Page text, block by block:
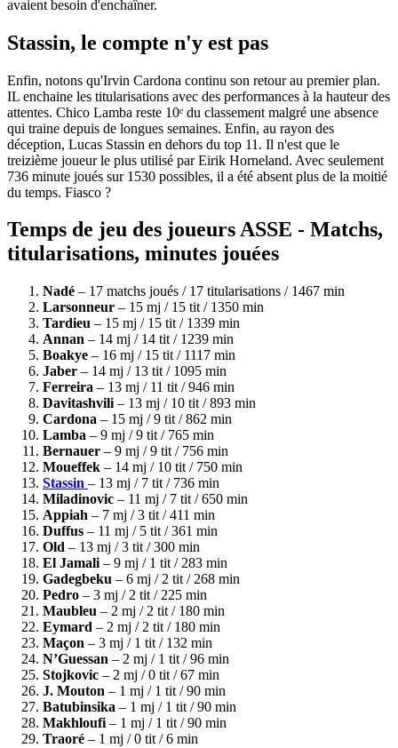
avaient besoin d'enchaîner.
Stassin, le compte n'y est pas
Enfin, notons qu'Irvin Cardona continu son retour au premier plan.
IL enchaine les titularisations avec des performances à la hauteur des
attentes. Chico Lamba reste 10ᵉ du classement malgré une absence
qui traine depuis de longues semaines. Enfin, au rayon des
déception, Lucas Stassin en dehors du top 11. Il n'est que le
treizième joueur le plus utilisé par Eirik Horneland. Avec seulement
736 minute joués sur 1530 possibles, il a été absent plus de la moitié
du temps. Fiasco ?
Temps de jeu des joueurs ASSE - Matchs,
titularisations, minutes jouées
Nadé – 17 matchs joués / 17 titularisations / 1467 min
Larsonneur – 15 mj / 15 tit / 1350 min
Tardieu – 15 mj / 15 tit / 1339 min
Annan – 14 mj / 14 tit / 1239 min
Boakye – 16 mj / 15 tit / 1117 min
Jaber – 14 mj / 13 tit / 1095 min
Ferreira – 13 mj / 11 tit / 946 min
Davitashvili – 13 mj / 10 tit / 893 min
Cardona – 15 mj / 9 tit / 862 min
Lamba – 9 mj / 9 tit / 765 min
Bernauer – 9 mj / 9 tit / 756 min
Moueffek – 14 mj / 10 tit / 750 min
Stassin – 13 mj / 7 tit / 736 min
Miladinovic – 11 mj / 7 tit / 650 min
Appiah – 7 mj / 3 tit / 411 min
Duffus – 11 mj / 5 tit / 361 min
Old – 13 mj / 3 tit / 300 min
El Jamali – 9 mj / 1 tit / 283 min
Gadegbeku – 6 mj / 2 tit / 268 min
Pedro – 3 mj / 2 tit / 225 min
Maubleu – 2 mj / 2 tit / 180 min
Eymard – 2 mj / 2 tit / 180 min
Maçon – 3 mj / 1 tit / 132 min
N’Guessan – 2 mj / 1 tit / 96 min
Stojkovic – 2 mj / 0 tit / 67 min
J. Mouton – 1 mj / 1 tit / 90 min
Batubinsika – 1 mj / 1 tit / 90 min
Makhloufi – 1 mj / 1 tit / 90 min
Traoré – 1 mj / 0 tit / 6 min